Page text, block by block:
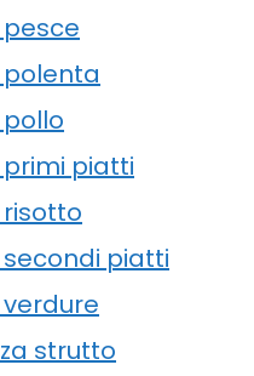
piatti
piatti
strutto